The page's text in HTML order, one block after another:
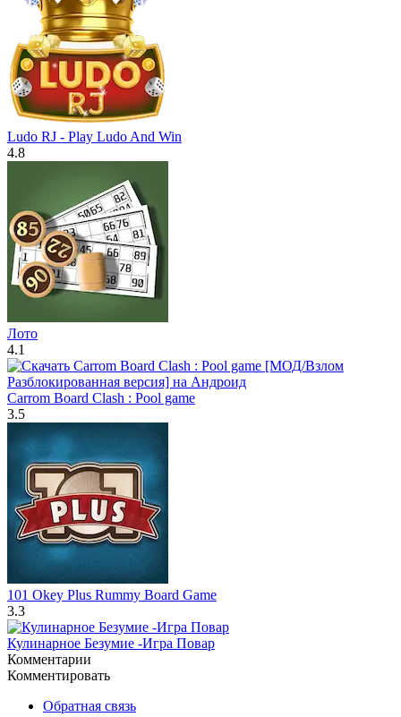
Ludo RJ - Play Ludo And Win
4.8
Лото
4.1
Carrom Board Clash : Pool game
3.5
101 Okey Plus Rummy Board Game
3.3
Кулинарное Безумие -Игра Повар
Комментарии
Комментировать
Обратная связь